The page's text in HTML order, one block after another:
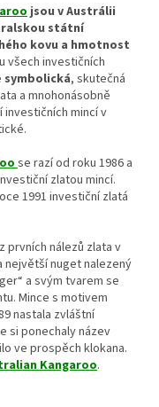
jsou v Austrálii
státní
kovu a hmotnost
všech investičních
symbolická, skutečná
a mnohonásobně
mincí v
se razí od roku 1986 a
zlatou mincí.
1991 investiční zlatá
prvních nálezů zlata v
největší nuget nalezený
a svým tvarem se
Mince s motivem
nastala zvláštní
si ponechaly název
ve prospěch klokana.
Kangaroo.